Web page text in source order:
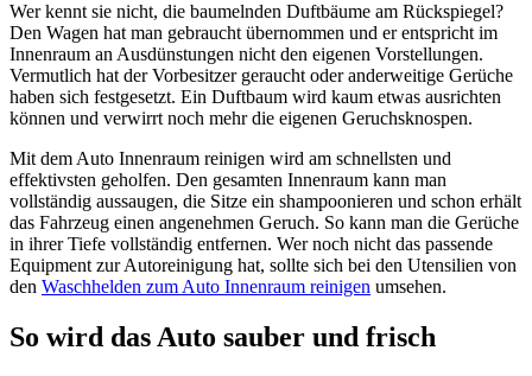
Wer kennt sie nicht, die baumelnden Duftbäume am Rückspiegel?
Den Wagen hat man gebraucht übernommen und er entspricht im
Innenraum an Ausdünstungen nicht den eigenen Vorstellungen.
Vermutlich hat der Vorbesitzer geraucht oder anderweitige Gerüche
haben sich festgesetzt. Ein Duftbaum wird kaum etwas ausrichten
können und verwirrt noch mehr die eigenen Geruchsknospen.
Mit dem Auto Innenraum reinigen wird am schnellsten und
effektivsten geholfen. Den gesamten Innenraum kann man
vollständig aussaugen, die Sitze ein shampoonieren und schon erhält
das Fahrzeug einen angenehmen Geruch. So kann man die Gerüche
in ihrer Tiefe vollständig entfernen. Wer noch nicht das passende
Equipment zur Autoreinigung hat, sollte sich bei den Utensilien von
den Waschhelden zum Auto Innenraum reinigen umsehen.
So wird das Auto sauber und frisch